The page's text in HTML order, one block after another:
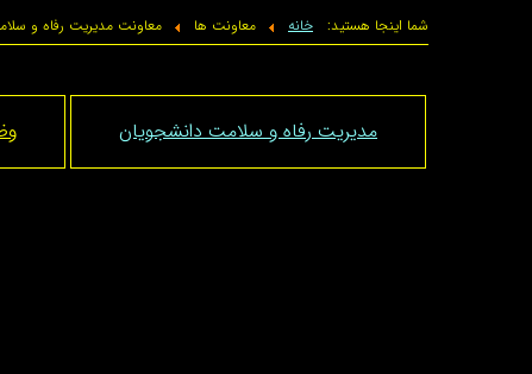
شما اینجا هستید: خانه معاونت ها معاونت مدیریت رفاه و
مدیریت رفاه و سلامت دانشجویان